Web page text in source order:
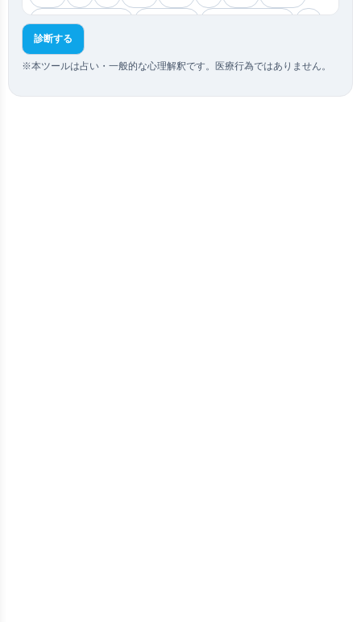
津波
髪が抜ける 視界がぼやける スマホが壊れる
診断する
※本ツールは占い・一般的な心理解釈です。医療行為ではありません。